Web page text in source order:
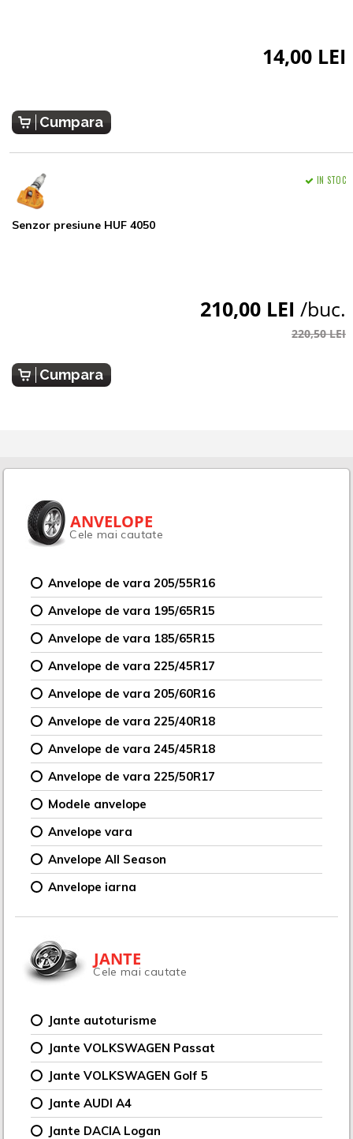
14,00 LEI
Cumpara
Senzor presiune HUF 4050
IN STOC
210,00 LEI /buc.
220,50 LEI
Cumpara
ANVELOPE
Cele mai cautate
Anvelope de vara 205/55R16
Anvelope de vara 195/65R15
Anvelope de vara 185/65R15
Anvelope de vara 225/45R17
Anvelope de vara 205/60R16
Anvelope de vara 225/40R18
Anvelope de vara 245/45R18
Anvelope de vara 225/50R17
Modele anvelope
Anvelope vara
Anvelope All Season
Anvelope iarna
JANTE
Cele mai cautate
Jante autoturisme
Jante VOLKSWAGEN Passat
Jante VOLKSWAGEN Golf 5
Jante AUDI A4
Jante DACIA Logan